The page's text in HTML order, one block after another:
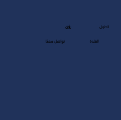
رؤى الحلول
تواصل معنا القادة